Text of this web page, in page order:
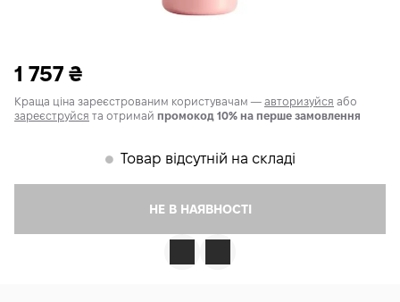
1 757 ₴
Краща ціна зареєстрованим користувачам — авторизуйся або
зареєструйся та отримай промокод 10% на перше замовлення
𒊹 Товар відсутній на складі
НЕ В НАЯВНОСТІ